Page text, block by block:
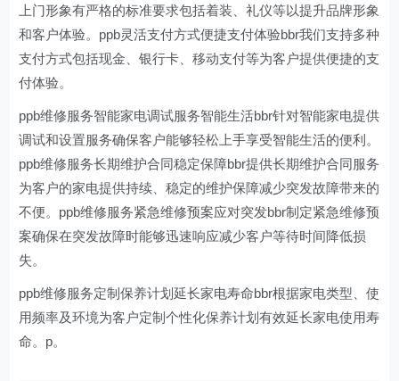
上门形象有严格的标准要求包括着装、礼仪等以提升品牌形象
和客户体验。ppb灵活支付方式便捷支付体验bbr我们支持多种
支付方式包括现金、银行卡、移动支付等为客户提供便捷的支
付体验。
ppb维修服务智能家电调试服务智能生活bbr针对智能家电提供
调试和设置服务确保客户能够轻松上手享受智能生活的便利。
ppb维修服务长期维护合同稳定保障bbr提供长期维护合同服务
为客户的家电提供持续、稳定的维护保障减少突发故障带来的
不便。ppb维修服务紧急维修预案应对突发bbr制定紧急维修预
案确保在突发故障时能够迅速响应减少客户等待时间降低损
失。
ppb维修服务定制保养计划延长家电寿命bbr根据家电类型、使
用频率及环境为客户定制个性化保养计划有效延长家电使用寿
命。p。